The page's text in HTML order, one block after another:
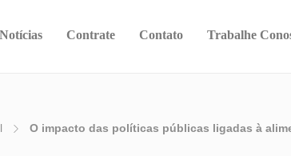
Notícias Contrate Contato Trabalhe
O impacto das políticas públicas ligadas à